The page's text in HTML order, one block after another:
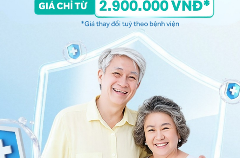
tấn công hoặc đe dọa đến tính mạng).
được phân hủy ra thành axit vanillylmandelic (VMA),
chất phân hủy này sẽ được đào thải ra qua nước tiểu.
cũng có vai trò đo lượng VMA, metanephrine, và
của các
catecholamin trong máu.